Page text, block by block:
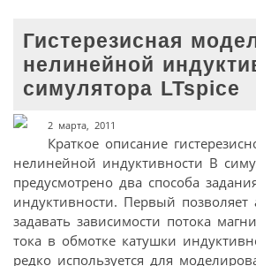
Гистерезисная
нелинейной
симулятора LTspice
2 марта, 2011
Краткое описание
нелинейной индуктивности В
предусмотрено два способа
индуктивности. Первый позволяет
задавать зависимости потока
тока в обмотке катушки
редко используется для